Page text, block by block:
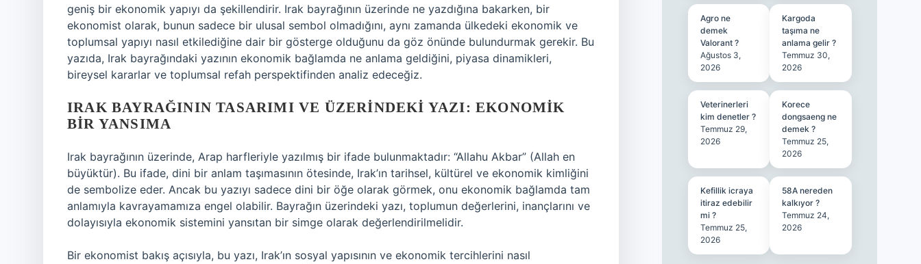
geniş bir ekonomik yapıyı da şekillendirir. Irak bayrağının üzerinde ne yazdığına bakarken, bir
ekonomist olarak, bunun sadece bir ulusal sembol olmadığını, aynı zamanda ülkedeki ekonomik ve
toplumsal yapıyı nasıl etkilediğine dair bir gösterge olduğunu da göz önünde bulundurmak gerekir. Bu
yazıda, Irak bayrağındaki yazının ekonomik bağlamda ne anlama geldiğini, piyasa dinamikleri,
bireysel kararlar ve toplumsal refah perspektifinden analiz edeceğiz.
IRAK BAYRAĞININ TASARIMI VE ÜZERINDEKI YAZI: EKONOMIK
BIR YANSIMA
Irak bayrağının üzerinde, Arap harfleriyle yazılmış bir ifade bulunmaktadır: “Allahu Akbar” (Allah en
büyüktür). Bu ifade, dini bir anlam taşımasının ötesinde, Irak’ın tarihsel, kültürel ve ekonomik kimliğini
de sembolize eder. Ancak bu yazıyı sadece dini bir öğe olarak görmek, onu ekonomik bağlamda tam
anlamıyla kavrayamamıza engel olabilir. Bayrağın üzerindeki yazı, toplumun değerlerini, inançlarını ve
dolayısıyla ekonomik sistemini yansıtan bir simge olarak değerlendirilmelidir.
Bir ekonomist bakış açısıyla, bu yazı, Irak’ın sosyal yapısının ve ekonomik tercihlerini nasıl
Agro ne
demek
Valorant ?
Ağustos 3,
2026
Kargoda
taşıma ne
anlama gelir ?
Temmuz 30,
2026
Veterinerleri
kim denetler ?
Temmuz 29,
2026
Korece
dongsaeng ne
demek ?
Temmuz 25,
2026
Kefillik icraya
itiraz edebilir
mi ?
Temmuz 25,
2026
58A nereden
kalkıyor ?
Temmuz 24,
2026